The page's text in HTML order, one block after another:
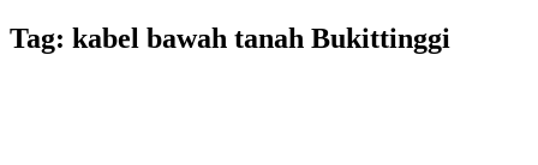
Tag: kabel bawah tanah Bukittinggi